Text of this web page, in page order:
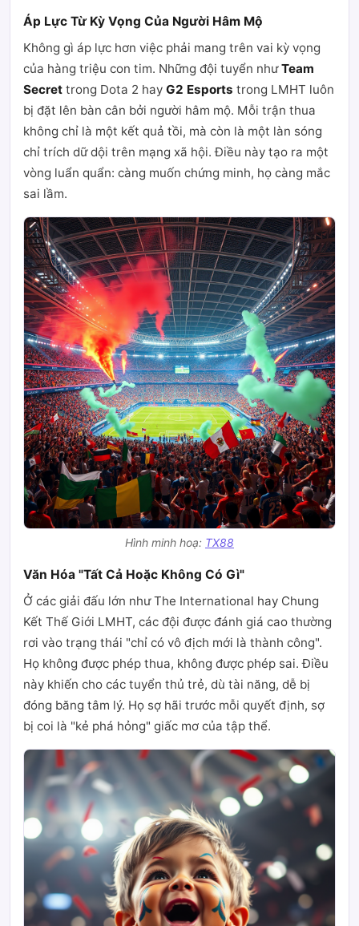
Áp Lực Từ Kỳ Vọng Của Người Hâm Mộ
Không gì áp lực hơn việc phải mang trên vai kỳ vọng
của hàng triệu con tim. Những đội tuyển nhưTeam
Secret trong Dota 2 hay G2 Esports trong LMHT luôn
bị đặt lên bàn cân bởi người hâm mộ. Mỗi trận thua
không chỉ là một kết quả tồi, mà còn là một làn sóng
chỉ trích dữ dội trên mạng xã hội. Điều này tạo ra một
vòng luẩn quẩn: càng muốn chứng minh, họ càng mắc
sai lầm.
Hình minh hoạ: TX88
Văn Hóa "Tất Cả Hoặc Không Có Gì"
Ở các giải đấu lớn như The International hay Chung
Kết Thế Giới LMHT, các đội được đánh giá cao thường
rơi vào trạng thái "chỉ có vô địch mới là thành công".
Họ không được phép thua, không được phép sai. Điều
này khiến cho các tuyển thủ trẻ, dù tài năng, dễ bị
đóng băng tâm lý. Họ sợ hãi trước mỗi quyết định, sợ
bị coi là "kẻ phá hỏng" giấc mơ của tập thể.